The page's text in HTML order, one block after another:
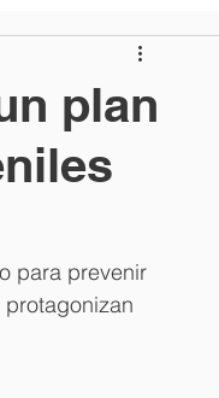
plan
para prevenir